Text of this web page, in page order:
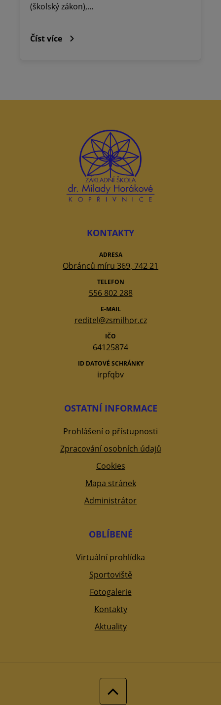
(školský zákon),…
Číst více
KONTAKTY
ADRESA
Obránců míru 369, 742 21
TELEFON
556 802 288
E-MAIL
reditel@zsmilhor.cz
IČO
64125874
ID DATOVÉ SCHRÁNKY
irpfqbv
OSTATNÍ INFORMACE
Prohlášení o přístupnosti
Zpracování osobních údajů
Cookies
Mapa stránek
Administrátor
OBLÍBENÉ
Virtuální prohlídka
Sportoviště
Fotogalerie
Kontakty
Aktuality